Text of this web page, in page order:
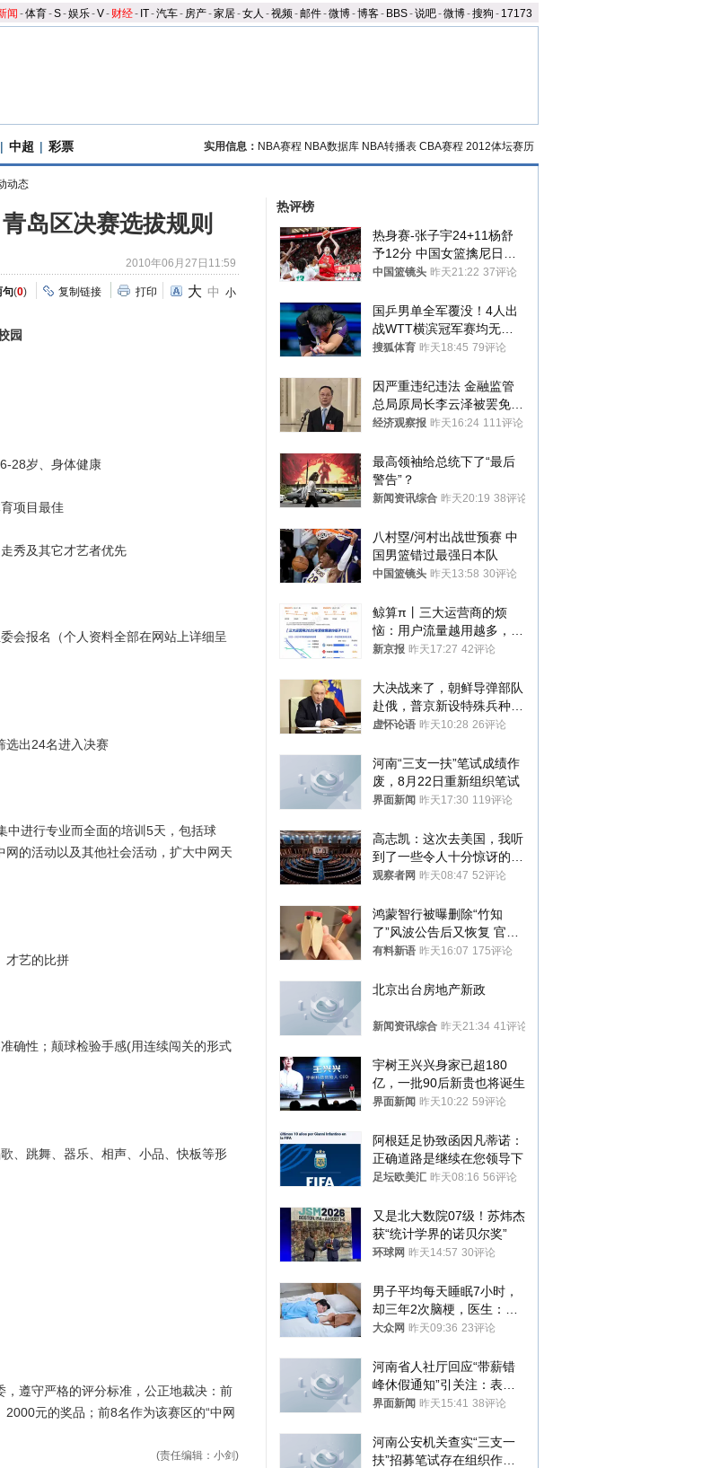
闻 -体育-S-娱乐-V- 财经- IT-汽车- 房产-家居-女人 -视频-邮件-微博-博客- BBS-说吧-微博-搜狗 - 17173
| 中超 | 彩票 实用信息： NBA赛程 NBA数据库 NBA转播表 CBA赛程 2012体坛赛历
动态
岛区决赛选拔规则
2010年06月27日11:59
句(0) 复制链接 打印 大 中 小
园
28岁、身体健康
项目最佳
秀及其它才艺者优先
报名（个人资料全部在网站上详细呈
出24名进入决赛
进行专业而全面的培训5天，包括球
的活动以及其他社会活动，扩大中网天
艺的比拼
性；颠球检验手感(用连续闯关的形式
跳舞、器乐、相声、小品、快板等形
遵守严格的评分标准，公正地裁决：前
元的奖品；前8名作为该赛区的“中网
(责任编辑：小剑)
热评榜
热身赛-张子宇24+11杨舒
予12分 中国女篮擒尼日利
亚
中国篮镜头 昨天21:22 37评论
国乒男单全军覆没！4人出
战WTT横滨冠军赛均无缘
八强
搜狐体育 昨天18:45 79评论
因严重违纪违法 金融监管
总局原局长李云泽被罢免全
国人大代表
经济观察报 昨天16:24 111评论
最高领袖给总统下了“最后
警告”？
新闻资讯综合 昨天20:19 38评论
八村塁/河村出战世预赛 中
国男篮错过最强日本队
中国篮镜头 昨天13:58 30评论
鲸算π丨三大运营商的烦
恼：用户流量越用越多，收
入却越来越少
新京报 昨天17:27 42评论
大决战来了，朝鲜导弹部队
赴俄，普京新设特殊兵种，
76岁老将扛旗
虚怀论语 昨天10:28 26评论
河南“三支一扶”笔试成绩作
废，8月22日重新组织笔试
界面新闻 昨天17:30 119评论
高志凯：这次去美国，我听
到了一些令人十分惊讶的消
息
观察者网 昨天08:47 52评论
鸿蒙智行被曝删除“竹知
了”风波公告后又恢复 官媒
曾力挺：劝华为要大度的，
有料新语 昨天16:07 175评论
北京出台房地产新政
新闻资讯综合 昨天21:34 41评论
宇树王兴兴身家已超180
亿，一批90后新贵也将诞生
界面新闻 昨天10:22 59评论
阿根廷足协致函因凡蒂诺：
正确道路是继续在您领导下
足坛欧美汇 昨天08:16 56评论
又是北大数院07级！苏炜杰
获“统计学界的诺贝尔奖”
环球网 昨天14:57 30评论
男子平均每天睡眠7小时，
却三年2次脑梗，医生：这
样睡觉更伤身
大众网 昨天09:36 23评论
河南省人社厅回应“带薪错
峰休假通知”引关注：表述
不够准确，待修改后印发
界面新闻 昨天15:41 38评论
河南公安机关查实“三支一
扶”招募笔试存在组织作弊